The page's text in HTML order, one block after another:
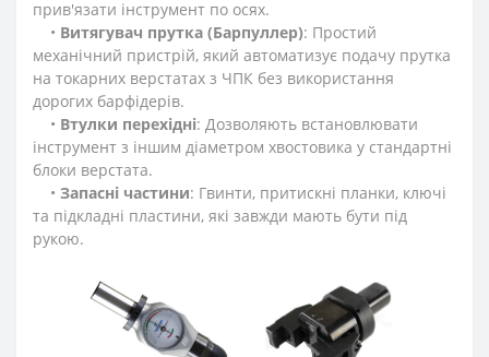
прив'язати інструмент по осях.
• Витягувач прутка (Барпуллер): Простий
механічний пристрій, який автоматизує подачу прутка
на токарних верстатах з ЧПК без використання
дорогих барфідерів.
• Втулки перехідні: Дозволяють встановлювати
інструмент з іншим діаметром хвостовика у стандартні
блоки верстата.
• Запасні частини: Гвинти, притискні планки, ключі
та підкладні пластини, які завжди мають бути під
рукою.